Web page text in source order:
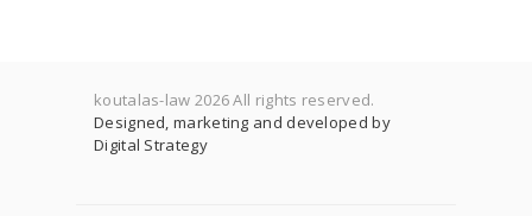
koutalas-law 2026 All rights reserved.
Designed, marketing and developed by
Digital Strategy